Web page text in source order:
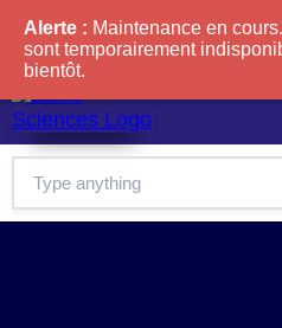
Alerte : Maintenance en
sont temporairement
bientôt.